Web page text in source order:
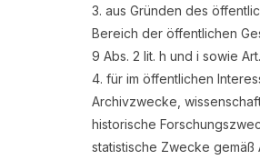
aus Gründen des
Bereich der öffentlichen
9 Abs. 2 lit. h und i sowie
für im öffentlichen
Archivzwecke,
historische
statistische Zwecke gemäß